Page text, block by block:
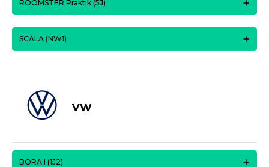
ROOMSTER Praktik (5J)
SCALA (NW1)
VW
BORA I (1J2)